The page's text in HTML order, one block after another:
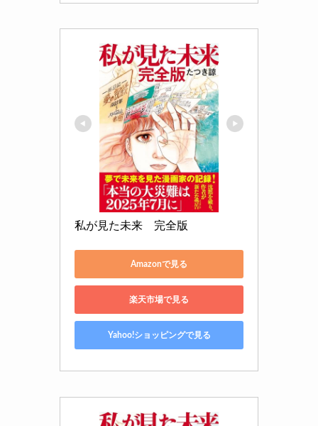
私が見た未来　完全版
Amazonで見る
楽天市場で見る
Yahoo!ショッピングで見る